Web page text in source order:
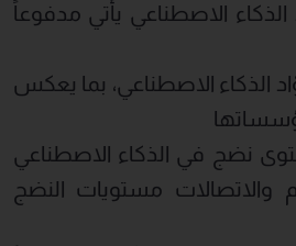
الاصطناعي يأتي مدفوعاً
الذكاء الاصطناعي، بما يعكس
نضج في الذكاء الاصطناعي
والاتصالات مستويات النضج